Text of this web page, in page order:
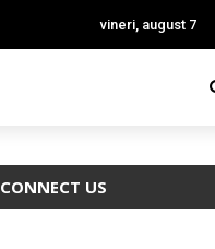
vineri, august 7
CONNECT US